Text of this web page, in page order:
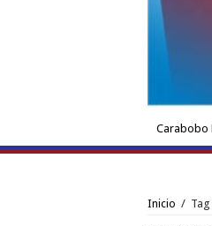
Carabobo
Inicio /